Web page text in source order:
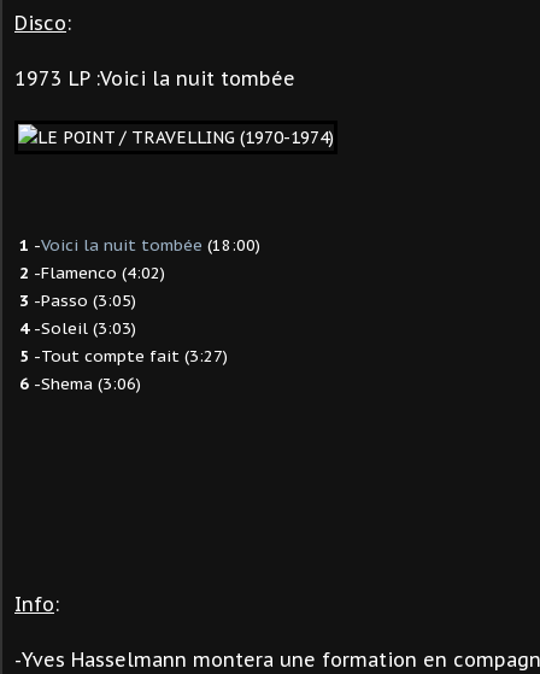
Disco:
1973 LP :Voici la nuit tombée
1 -Voici la nuit tombée (18:00)
2 -Flamenco (4:02)
3 -Passo (3:05)
4-Soleil (3:03)
5 -Tout compte fait (3:27)
6 -Shema (3:06)
Info:
-Yves Hasselmann montera une formation en